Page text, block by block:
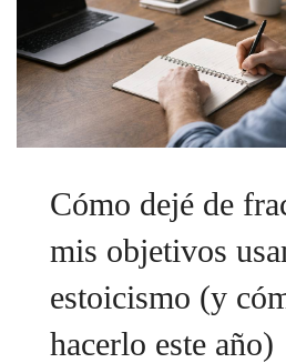
Cómo dejé de
mis objetivos
estoicismo (y
hacerlo este año)